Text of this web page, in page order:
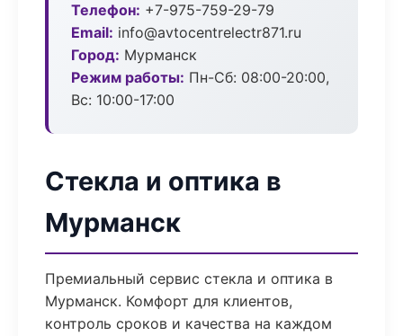
Телефон: +7-975-759-29-79
Email: info@avtocentrelectr871.ru
Город: Мурманск
Режим работы: Пн-Сб: 08:00-20:00,
Вс: 10:00-17:00
Стекла и оптика в
Мурманск
Премиальный сервис стекла и оптика в
Мурманск. Комфорт для клиентов,
контроль сроков и качества на каждом